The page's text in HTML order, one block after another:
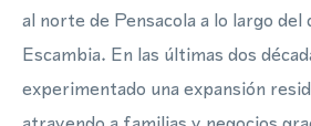
al norte de Pensacola a lo largo
Escambia. En las últimas dos
experimentado una expansión